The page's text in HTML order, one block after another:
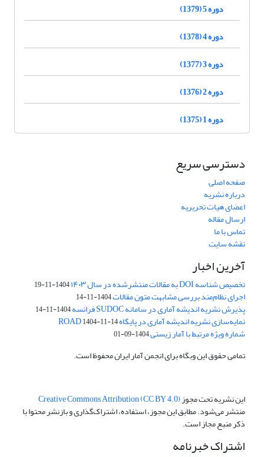
دوره 5 (1379)
دوره 4 (1378)
دوره 3 (1377)
دوره 2 (1376)
دوره 1 (1375)
دسترسی سریع
صفحه اصلی
درباره نشریه
اعضای هیات تحریریه
ارسال مقاله
تماس با ما
نقشه سایت
آخرین اخبار
تخصیص شناسه DOI به مقالات منتشرشده در سال ۱۴۰۳ 1404-11-19
اجرای نظام‌مند بررسی مشابهت متون مقالات1404-11-14
پذیرش نشریه اندیشه آماری در سامانه SUDOC فرانسه 1404-11-14
نمایه‌سازی نشریه اندیشه آماری در پایگاه ROAD1404-11-14
شماره ویژه مرتبط با آمار زیستی1404-09-01
تمامی حقوق این وبگاه برای انجمن آمار ایران محفوظ است.
این نشریه تحت مجوزCreative Commons Attribution (CC BY 4.0)
منتشر می‌شود. مطابق این مجوز، استفاده، اشتراک‌گذاری و بازنشر محتوا با
ذکر منبع مجاز است.
اشتراک خبرنامه